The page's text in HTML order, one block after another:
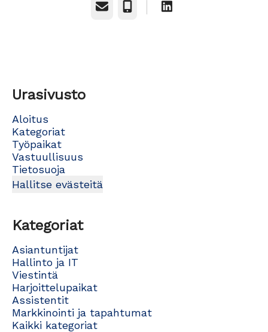
Sähköposti
Puhelin
Urasivusto
Aloitus
Kategoriat
Työpaikat
Vastuullisuus
Tietosuoja
Hallitse evästeitä
Kategoriat
Asiantuntijat
Hallinto ja IT
Viestintä
Harjoittelupaikat
Assistentit
Markkinointi ja tapahtumat
Kaikki kategoriat